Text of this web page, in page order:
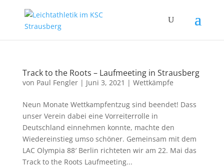
Track to the Roots – Laufmeeting in Strausberg
von Paul Fengler| Juni 3, 2021 | Wettkämpfe
Neun Monate Wettkampfentzug sind beendet! Dass
unser Verein dabei eine Vorreiterrolle in
Deutschland einnehmen konnte, machte den
Wiedereinstieg umso schöner. Gemeinsam mit dem
LAC Olympia 88′ Berlin richteten wir am 22. Mai das
Track to the Roots Laufmeeting...